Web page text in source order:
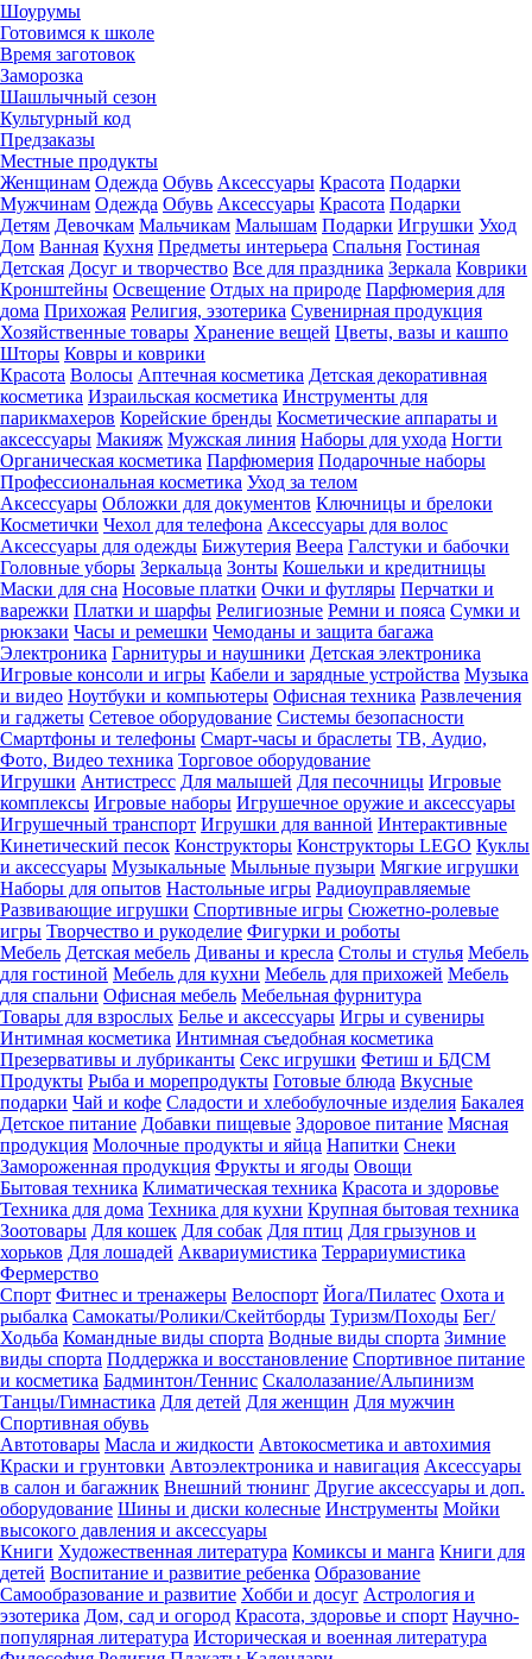
Шоурумы
Готовимся к школе
Время заготовок
Заморозка
Шашлычный сезон
Культурный код
Предзаказы
Местные продукты
Женщинам Одежда Обувь Аксессуары Красота Подарки
Мужчинам Одежда Обувь Аксессуары Красота Подарки
Детям Девочкам Мальчикам Малышам Подарки Игрушки Уход
Дом Ванная Кухня Предметы интерьера Спальня Гостиная
Детская Досуг и творчество Все для праздника Зеркала Коврики
Кронштейны Освещение Отдых на природе Парфюмерия для
дома Прихожая Религия, эзотерика Сувенирная продукция
Хозяйственные товары Хранение вещей Цветы, вазы и кашпо
Шторы Ковры и коврики
Красота Волосы Аптечная косметика Детская декоративная
косметика Израильская косметика Инструменты для
парикмахеров Корейские бренды Косметические аппараты и
аксессуары Макияж Мужская линия Наборы для ухода Ногти
Органическая косметика Парфюмерия Подарочные наборы
Профессиональная косметика Уход за телом
Аксессуары Обложки для документов Ключницы и брелоки
Косметички Чехол для телефона Аксессуары для волос
Аксессуары для одежды Бижутерия Веера Галстуки и бабочки
Головные уборы Зеркальца Зонты Кошельки и кредитницы
Маски для сна Носовые платки Очки и футляры Перчатки и
варежки Платки и шарфы Религиозные Ремни и пояса Сумки и
рюкзаки Часы и ремешки Чемоданы и защита багажа
Электроника Гарнитуры и наушники Детская электроника
Игровые консоли и игры Кабели и зарядные устройства Музыка
и видео Ноутбуки и компьютеры Офисная техника Развлечения
и гаджеты Сетевое оборудование Системы безопасности
Смартфоны и телефоны Смарт-часы и браслеты ТВ, Аудио,
Фото, Видео техника Торговое оборудование
Игрушки Антистресс Для малышей Для песочницы Игровые
комплексы Игровые наборы Игрушечное оружие и аксессуары
Игрушечный транспорт Игрушки для ванной Интерактивные
Кинетический песок Конструкторы Конструкторы LEGO Куклы
и аксессуары Музыкальные Мыльные пузыри Мягкие игрушки
Наборы для опытов Настольные игры Радиоуправляемые
Развивающие игрушки Спортивные игры Сюжетно-ролевые
игры Творчество и рукоделие Фигурки и роботы
Мебель Детская мебель Диваны и кресла Столы и стулья Мебель
для гостиной Мебель для кухни Мебель для прихожей Мебель
для спальни Офисная мебель Мебельная фурнитура
Товары для взрослых Белье и аксессуары Игры и сувениры
Интимная косметика Интимная съедобная косметика
Презервативы и лубриканты Секс игрушки Фетиш и БДСМ
Продукты Рыба и морепродукты Готовые блюда Вкусные
подарки Чай и кофе Сладости и хлебобулочные изделия Бакалея
Детское питание Добавки пищевые Здоровое питание Мясная
продукция Молочные продукты и яйца Напитки Снеки
Замороженная продукция Фрукты и ягоды Овощи
Бытовая техника Климатическая техника Красота и здоровье
Техника для дома Техника для кухни Крупная бытовая техника
Зоотовары Для кошек Для собак Для птиц Для грызунов и
хорьков Для лошадей Аквариумистика Террариумистика
Фермерство
Спорт Фитнес и тренажеры Велоспорт Йога/Пилатес Охота и
рыбалка Самокаты/Ролики/Скейтборды Туризм/Походы Бег/
Ходьба Командные виды спорта Водные виды спорта Зимние
виды спорта Поддержка и восстановление Спортивное питание
и косметика Бадминтон/Теннис Скалолазание/Альпинизм
Танцы/Гимнастика Для детей Для женщин Для мужчин
Спортивная обувь
Автотовары Масла и жидкости Автокосметика и автохимия
Краски и грунтовки Автоэлектроника и навигация Аксессуары
в салон и багажник Внешний тюнинг Другие аксессуары и доп.
оборудование Шины и диски колесные Инструменты Мойки
высокого давления и аксессуары
Книги Художественная литература Комиксы и манга Книги для
детей Воспитание и развитие ребенка Образование
Самообразование и развитие Хобби и досуг Астрология и
эзотерика Дом, сад и огород Красота, здоровье и спорт Научно-
популярная литература Историческая и военная литература